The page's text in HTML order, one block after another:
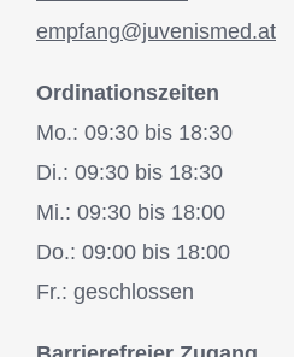
empfang@juvenismed.at
Ordinationszeiten
Mo.: 09:30 bis 18:30
Di.: 09:30 bis 18:30
Mi.: 09:30 bis 18:00
Do.: 09:00 bis 18:00
Fr.: geschlossen